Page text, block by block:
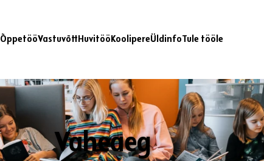
ÕppetööVastuvõtt Huvitöö KoolipereÜldinfoTule tööle
Vaheaeg